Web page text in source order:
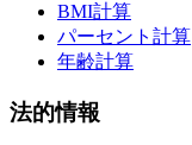
BMI計算
パーセント計算
年齢計算
法的情報